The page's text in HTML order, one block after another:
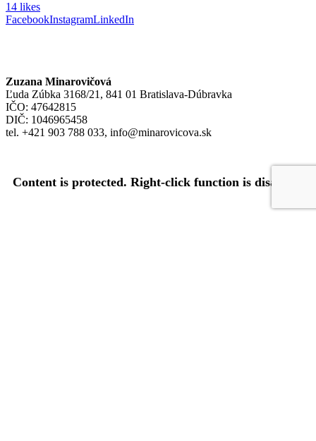
14 likes
FacebookInstagramLinkedIn
Zuzana Minarovičová
Ľuda Zúbka 3168/21, 841 01 Bratislava-Dúbravka
IČO: 47642815
DIČ: 1046965458
tel. +421 903 788 033, info@minarovicova.sk
Content is protected. Right-click function is disabled.